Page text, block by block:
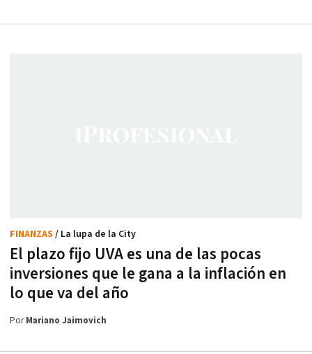
El plazo fijo UVA es una de las pocas
inversiones que le gana a la inflación en
lo que va del año
FINANZAS / La lupa de la City
PorMariano Jaimovich